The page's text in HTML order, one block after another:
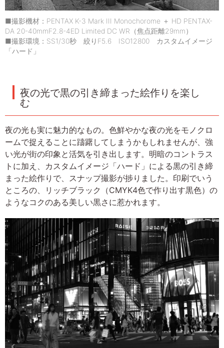
■撮影機材：PENTAX K-3 Mark III Monochorome ＋ HD PENTAX-
DA 20-40mmF2.8-4ED Limited DC WR（焦点距離29mm）
■撮影環境：SS1/30秒 絞りF5.6 ISO12800 カスタムイメージ
「ハード」
夜の光で黒の引き締まった絵作りを楽し
む
夜の光も実に魅力的なもの。色鮮やかな夜の光をモノクロ
ームで捉えることに躊躇してしまうかもしれませんが、強
い光が街の印象と活気を引き出します。明暗のコントラス
トに加え、カスタムイメージ「ハード」による黒の引き締
まった絵作りで、スナップ撮影が捗りました。印刷でいう
ところの、リッチブラック（CMYK4色で作り出す黒色）の
ようなコクのある美しい黒さに惹かれます。